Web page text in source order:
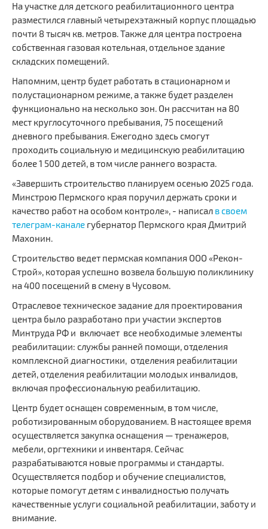
...
Главная
На участке для детского реабилитационного центра
разместился главный четырехэтажный корпус площадью
почти 8 тысяч кв. метров. Также для центра построена
собственная газовая котельная, отдельное здание
складских помещений.
Напомним, центр будет работать в стационарном и
полустационарном режиме, а также будет разделен
функционально на несколько зон. Он рассчитан на 80
мест круглосуточного пребывания, 75 посещений
дневного пребывания. Ежегодно здесь смогут
проходить социальную и медицинскую реабилитацию
более 1 500 детей, в том числе раннего возраста.
«Завершить строительство планируем осенью 2025 года.
Минстрою Пермского края поручил держать сроки и
качество работ на особом контроле», - написал в своем
телеграм-канале губернатор Пермского края Дмитрий
Махонин.
Строительство ведет пермская компания ООО «Рекон-
Строй», которая успешно возвела большую поликлинику
на 400 посещений в смену в Чусовом.
Отраслевое техническое задание для проектирования
центра было разработано при участии экспертов
Минтруда РФ и включает все необходимые элементы
реабилитации: службы ранней помощи, отделения
комплексной диагностики, отделения реабилитации
детей, отделения реабилитации молодых инвалидов,
включая профессиональную реабилитацию.
Центр будет оснащен современным, в том числе,
роботизированным оборудованием. В настоящее время
осуществляется закупка оснащения — тренажеров,
мебели, оргтехники и инвентаря. Сейчас
разрабатываются новые программы и стандарты.
Осуществляется подбор и обучение специалистов,
которые помогут детям с инвалидностью получать
качественные услуги социальной реабилитации, заботу и
внимание.